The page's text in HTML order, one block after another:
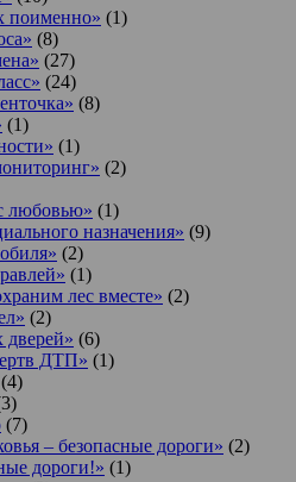
поименно» (1)
(8)
(27)
(24)
(8)
(1)
(1)
(2)
любовью» (1)
назначения» (9)
(2)
(1)
лес вместе» (2)
(2)
дверей» (6)
ДТП» (1)
(4)
(7)
– безопасные дороги» (2)
дороги!» (1)